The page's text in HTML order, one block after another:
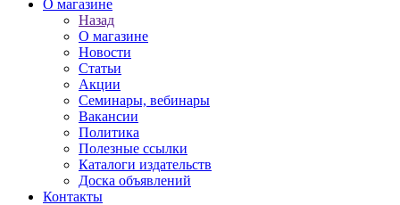
О магазине
Назад
О магазине
Новости
Статьи
Акции
Семинары, вебинары
Вакансии
Политика
Полезные ссылки
Каталоги издательств
Доска объявлений
Контакты